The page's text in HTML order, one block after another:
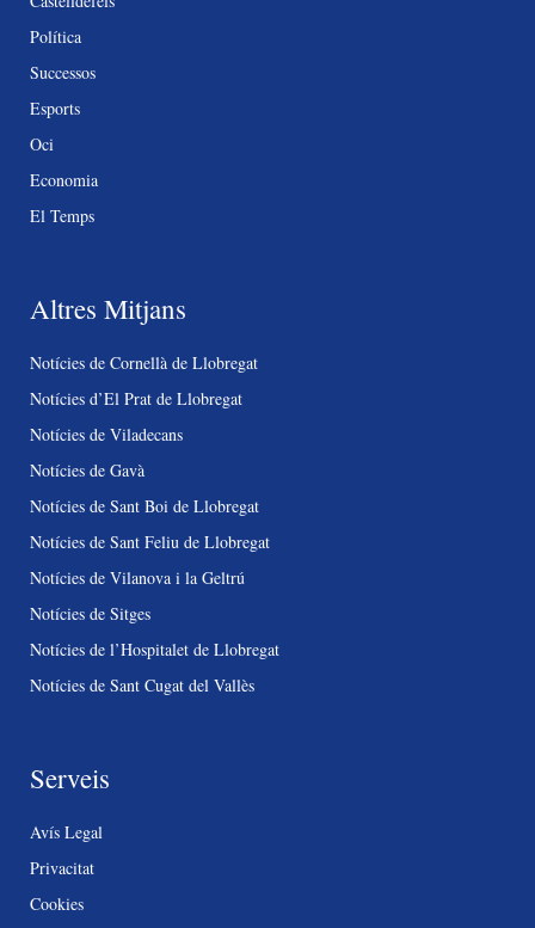
Política
Successos
Esports
Oci
Economia
El Temps
Altres Mitjans
Notícies de Cornellà de Llobregat
Notícies d’El Prat de Llobregat
Notícies de Viladecans
Notícies de Gavà
Notícies de Sant Boi de Llobregat
Notícies de Sant Feliu de Llobregat
Notícies de Vilanova i la Geltrú
Notícies de Sitges
Notícies de l’Hospitalet de Llobregat
Notícies de Sant Cugat del Vallès
Serveis
Avís Legal
Privacitat
Cookies